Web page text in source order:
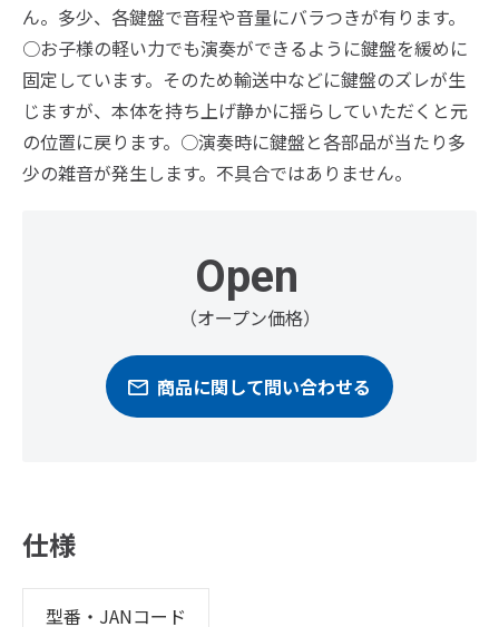
ん。多少、各鍵盤で音程や音量にバラつきが有ります。
○お子様の軽い力でも演奏ができるように鍵盤を緩めに
固定しています。そのため輸送中などに鍵盤のズレが生
じますが、本体を持ち上げ静かに揺らしていただくと元
の位置に戻ります。○演奏時に鍵盤と各部品が当たり多
少の雑音が発生します。不具合ではありません。
Open
（オープン価格）
商品に関して問い合わせる
仕様
型番・JANコード